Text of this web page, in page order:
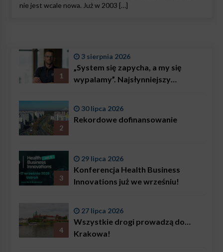
nie jest wcale nowa. Już w 2003 […]
1
3 sierpnia 2026
„System się zapycha, a my się
wypalamy”. Najsłynniejszy
problemem są nie tylko choroby
2
30 lipca 2026
Rekordowe dofinansowanie
3
29 lipca 2026
Konferencja Health Business
Innovations już we wrześniu!
4
27 lipca 2026
Wszystkie drogi prowadzą do…
Krakowa!